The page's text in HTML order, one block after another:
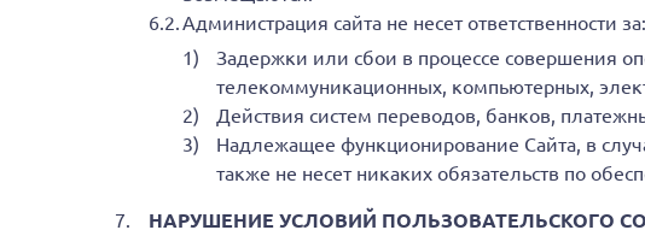
Администрация сайта не несет ответственности за:
Задержки или сбои в процессе совершения
телекоммуникационных, компьютерных,
Действия систем переводов, банков,
Надлежащее функционирование Сайта, в
также не несет никаких обязательств по
НАРУШЕНИЕ УСЛОВИЙ ПОЛЬЗОВАТЕЛЬСКОГО